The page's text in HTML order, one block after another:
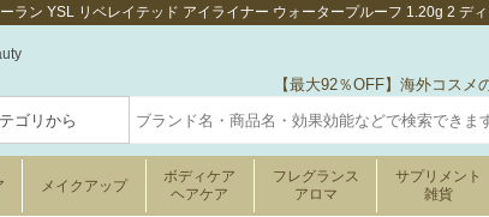
ラン YSL リベレイテッド アイライナー ウォータープルーフ 1.20g 2 デ
【最大92％OFF】海外コスメ
メイクアップ
ボディケア
ヘアケア
フレグランス
アロマ
サプリメント
雑貨